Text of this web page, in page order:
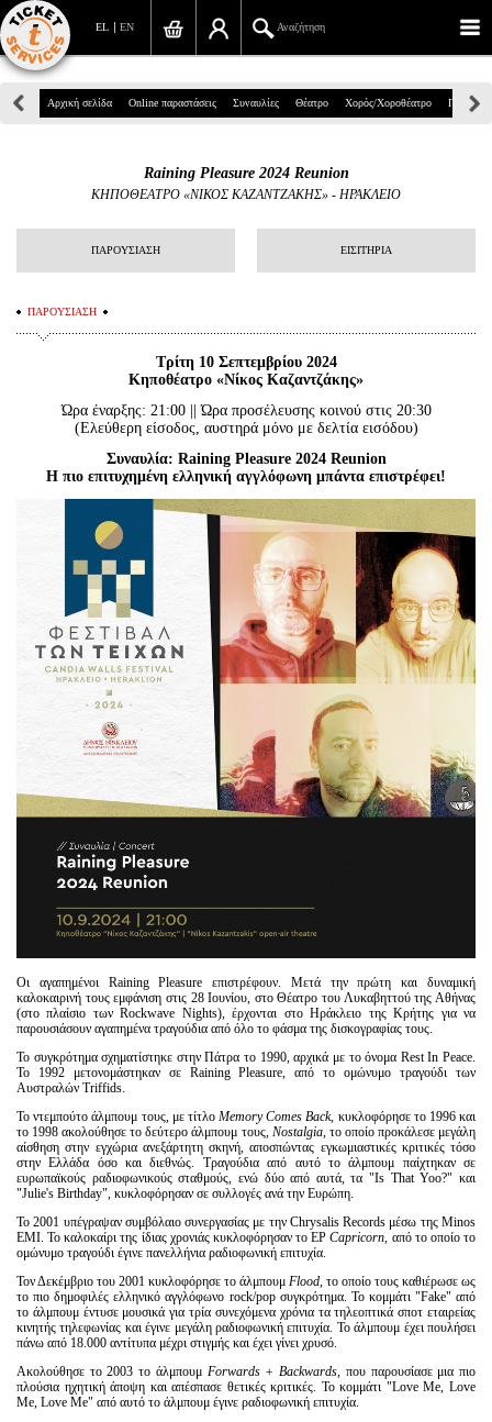
EN
EL Αναζήτηση
Πανεπιστημίου 39, Αθήνα
info@ticketservices.gr
Αναζήτηση
Σύνδεση/Εγγραφή
Αναζήτηση παραγγελίας
Προσωπικά Δεδομένα
Πληροφορίες
Είσοδος διαχειριστή
Αρχική σελίδα Online παραστάσεις Συναυλίες Θέατρο Χορός/Χοροθέατρο Παιδικά
Raining Pleasure 2024 Reunion
ΚΗΠΟΘΕΑΤΡΟ «ΝΙΚΟΣ ΚΑΖΑΝΤΖΑΚΗΣ» - ΗΡΑΚΛΕΙΟ
ΠΑΡΟΥΣΙΑΣΗ ΕΙΣΙΤΗΡΙΑ
ΠΑΡΟΥΣΙΑΣΗ
Τρίτη 10 Σεπτεμβρίου 2024
Κηποθέατρο «Νίκος Καζαντζάκης»
Ώρα έναρξης: 21:00 || Ώρα προσέλευσης κοινού στις 20:30
(Ελεύθερη είσοδος, αυστηρά μόνο με δελτία εισόδου)
Συναυλία: Raining Pleasure 2024 Reunion
Η πιο επιτυχημένη ελληνική αγγλόφωνη μπάντα επιστρέφει!
Οι αγαπημένοι Raining Pleasure επιστρέφουν. Μετά την πρώτη και δυναμική
καλοκαιρινή τους εμφάνιση στις 28 Ιουνίου, στο Θέατρο του Λυκαβηττού της Αθήνας
(στο πλαίσιο των Rockwave Nights), έρχονται στο Ηράκλειο της Κρήτης για να
παρουσιάσουν αγαπημένα τραγούδια από όλο το φάσμα της δισκογραφίας τους.
Το συγκρότημα σχηματίστηκε στην Πάτρα το 1990, αρχικά με το όνομα Rest In Peace.
Το 1992 μετονομάστηκαν σε Raining Pleasure, από το ομώνυμο τραγούδι των
Αυστραλών Triffids.
Το ντεμπούτο άλμπουμ τους, με τίτλο Memory Comes Back, κυκλοφόρησε το 1996 και
το 1998 ακολούθησε το δεύτερο άλμπουμ τους, Nostalgia, το οποίο προκάλεσε μεγάλη
αίσθηση στην εγχώρια ανεξάρτητη σκηνή, αποσπώντας εγκωμιαστικές κριτικές τόσο
στην Ελλάδα όσο και διεθνώς. Τραγούδια από αυτό το άλμπουμ παίχτηκαν σε
ευρωπαϊκούς ραδιοφωνικούς σταθμούς, ενώ δύο από αυτά, τα "Is That Yoo?" και
"Julie's Birthday", κυκλοφόρησαν σε συλλογές ανά την Ευρώπη.
Το 2001 υπέγραψαν συμβόλαιο συνεργασίας με την Chrysalis Records μέσω της Minos
EMI. Το καλοκαίρι της ίδιας χρονιάς κυκλοφόρησαν το EPCapricorn, από το οποίο το
ομώνυμο τραγούδι έγινε πανελλήνια ραδιοφωνική επιτυχία.
Τον Δεκέμβριο του 2001 κυκλοφόρησε το άλμπουμ Flood, το οποίο τους καθιέρωσε ως
το πιο δημοφιλές ελληνικό αγγλόφωνο rock/pop συγκρότημα. Το κομμάτι "Fake" από
το άλμπουμ έντυσε μουσικά για τρία συνεχόμενα χρόνια τα τηλεοπτικά σποτ εταιρείας
κινητής τηλεφωνίας και έγινε μεγάλη ραδιοφωνική επιτυχία. Το άλμπουμ έχει πουλήσει
πάνω από 18.000 αντίτυπα μέχρι στιγμής και έχει γίνει χρυσό.
Ακολούθησε το 2003 το άλμπουμ Forwards + Backwards, που παρουσίασε μια πιο
πλούσια ηχητική άποψη και απέσπασε θετικές κριτικές. Το κομμάτι "Love Me, Love
Me, Love Me" από αυτό το άλμπουμ έγινε ραδιοφωνική επιτυχία.